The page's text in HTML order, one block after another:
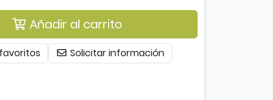
Añadir al carrito
Solicitar información